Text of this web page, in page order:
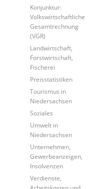
Konjunktur:
Volkswirtschaftliche
Gesamtrechnung
(VGR)
Landwirtschaft,
Forstwirtschaft,
Fischerei
Preisstatistiken
Tourismus in
Niedersachsen
Soziales
Umwelt in
Niedersachsen
Unternehmen,
Gewerbeanzeigen,
Insolvenzen
Verdienste,